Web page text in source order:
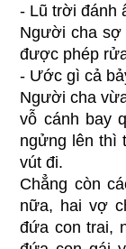
- Lũ trời đánh
Người cha sợ
được phép
- Ước gì cả
Người cha
vỗ cánh bay
ngửng lên thì
vút đi.
Chẳng còn
nữa, hai vợ
đứa con trai,